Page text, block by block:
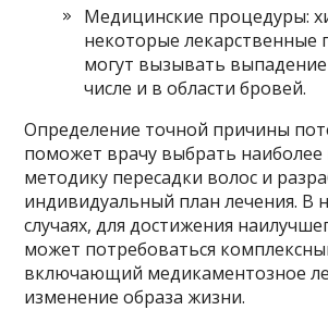
Медицинские процедуры:
некоторые лекарственные
могут вызывать
числе и в области бровей.
Определение точной причины
поможет врачу выбрать
методику пересадки волос и
индивидуальный план лечения. В
случаях, для достижения
может потребоваться
включающий медикаментозное
изменение образа жизни.